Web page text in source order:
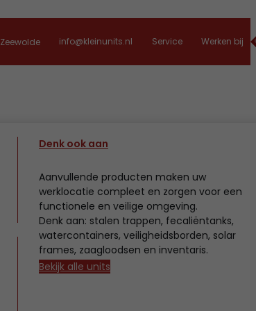
Zeewolde info@kleinunits.nl Service Werken bij
Denk ook aan
Aanvullende producten maken uw
werklocatie compleet en zorgen voor een
functionele en veilige omgeving.
Denk aan: stalen trappen, fecaliëntanks,
watercontainers, veiligheidsborden, solar
frames, zaagloodsen en inventaris.
Bekijk alle units